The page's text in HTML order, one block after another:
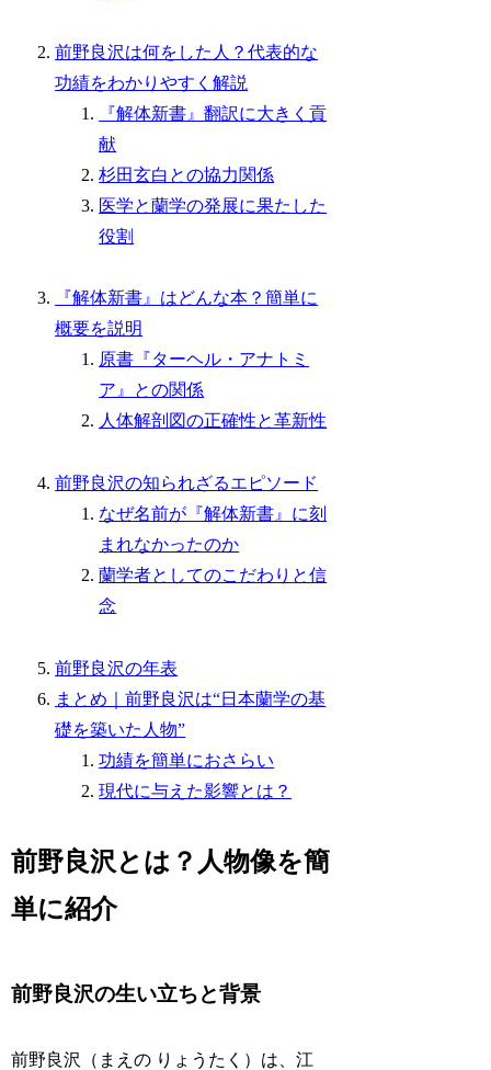
前野良沢は何をした人？代表的な
功績をわかりやすく解説
『解体新書』翻訳に大きく貢
献
杉田玄白との協力関係
医学と蘭学の発展に果たした
役割
『解体新書』はどんな本？簡単に
概要を説明
原書『ターヘル・アナトミ
ア』との関係
人体解剖図の正確性と革新性
前野良沢の知られざるエピソード
なぜ名前が『解体新書』に刻
まれなかったのか
蘭学者としてのこだわりと信
念
前野良沢の年表
まとめ｜前野良沢は“日本蘭学の基
礎を築いた人物”
功績を簡単におさらい
現代に与えた影響とは？
前野良沢とは？人物像を簡
単に紹介
前野良沢の生い立ちと背景
前野良沢（まえの りょうたく）は、江